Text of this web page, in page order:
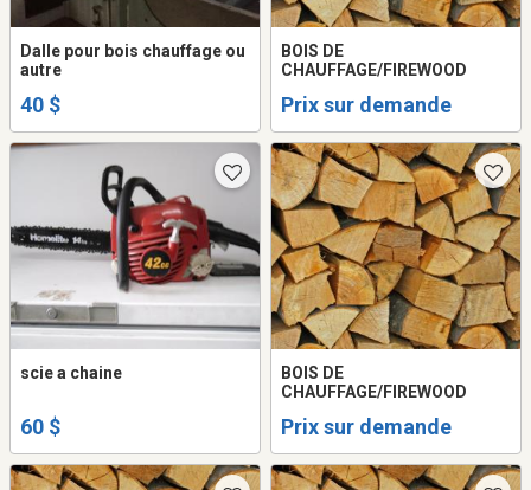
Dalle pour bois chauffage ou
autre
40 $
BOIS DE
CHAUFFAGE/FIREWOOD
Prix sur demande
scie a chaine
60 $
BOIS DE
CHAUFFAGE/FIREWOOD
Prix sur demande